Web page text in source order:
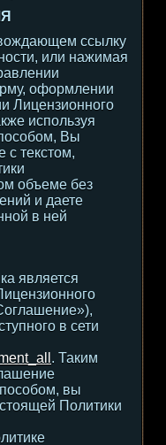
ссылку
или нажимая
оформлении
Лицензионного
используя
Вы
с текстом,
объеме без
и даете
в ней
является
в сети
. Таким
вы
Политики